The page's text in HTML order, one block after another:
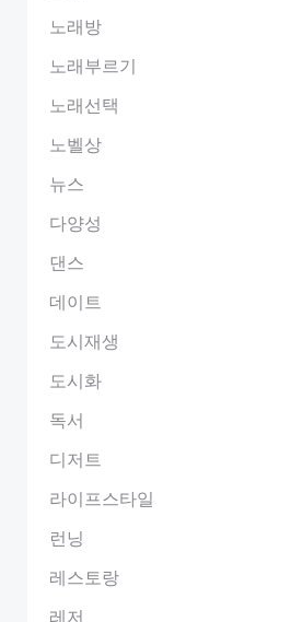
노래방
노래부르기
노래선택
노벨상
뉴스
다양성
댄스
데이트
도시재생
도시화
독서
디저트
라이프스타일
런닝
레스토랑
레저